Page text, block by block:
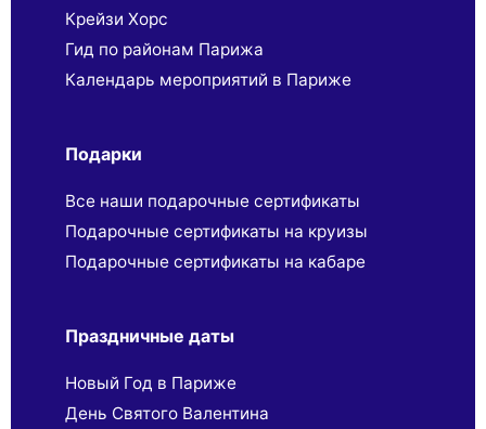
Крейзи Хорс
Гид по районам Парижа
Календарь мероприятий в Париже
Подарки
Все наши подарочные сертификаты
Подарочные сертификаты на круизы
Подарочные сертификаты на кабаре
Праздничные даты
Новый Год в Париже
День Святого Валентина